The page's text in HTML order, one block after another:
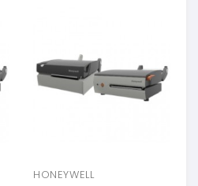
HONEYWELL